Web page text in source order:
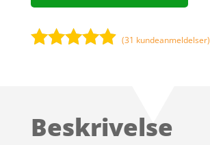
kundebedø
(31 kundeanmeldelser)
Beskrivelse